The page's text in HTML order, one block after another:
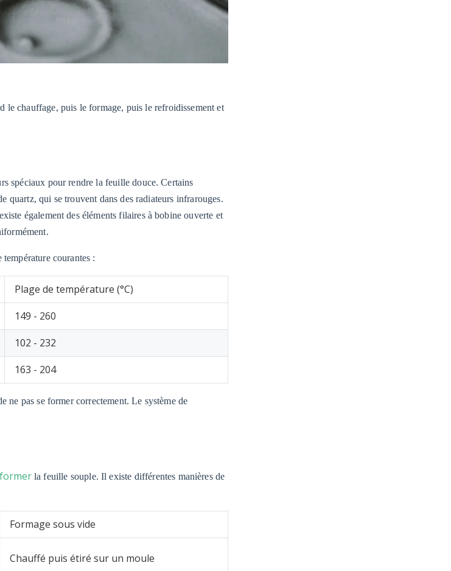
le chauffage, puis le formage, puis le refroidissement et
spéciaux pour rendre la feuille douce. Certains
quartz, qui se trouvent dans des radiateurs infrarouges.
également des éléments filaires à bobine ouverte et
courantes :
Plage de température (°C)
149 - 260
102 - 232
163 - 204
ne pas se former correctement. Le système de
la feuille souple. Il existe différentes manières de
Formage sous vide
Chauffé puis étiré sur un moule